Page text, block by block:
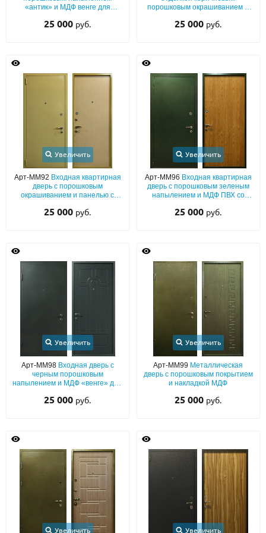
«антик» и МДФ венге для
25 000 руб.
порошковым окрашиванием и
25 000 руб.
Увеличить
Арт-ММ92 Входная квартирная
дверь с порошковым
окрашиванием и панелью с
25 000 руб.
Увеличить
Арт-ММ96 Входная квартирная
дверь с порошковым зеленым
напылением и МДФ ПВХ со
25 000 руб.
Увеличить
Арт-ММ98 Входная дверь с
черным порошковым
напылением и МДФ «венге» для
25 000 руб.
Увеличить
Арт-ММ99 Металлическая
дверь с порошковым покрытием
и накладкой МДФ
25 000 руб.
Увеличить Увеличить